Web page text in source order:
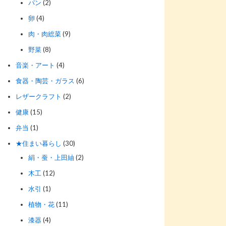
パン (2)
卵 (4)
肉・肉総菜(9)
野菜(8)
音楽・アート (4)
食器・陶芸・ガラス (6)
レザークラフト (2)
健康(15)
弁当 (1)
★住まい暮らし (30)
絹・蚕・上田紬(2)
木工 (12)
水引 (1)
植物・花(11)
漆器(4)